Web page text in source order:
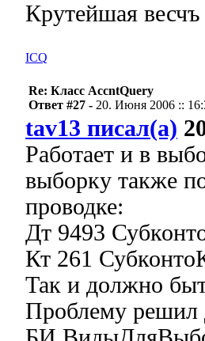
Крутейшая
ICQ
Re: Класс AccntQuery
Ответ #27 - 20. Июня 2006 ::
tav13 писал(а)
Работает и в
выборку также
проводке:
Дт 9493
Кт 261
Так и должно
Проблему решил